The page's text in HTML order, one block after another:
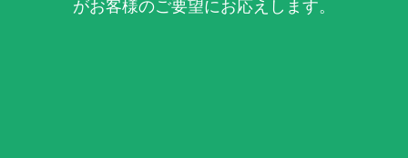
がお客様のご要望にお応えします。